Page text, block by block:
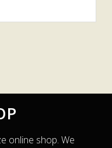
online shop. We